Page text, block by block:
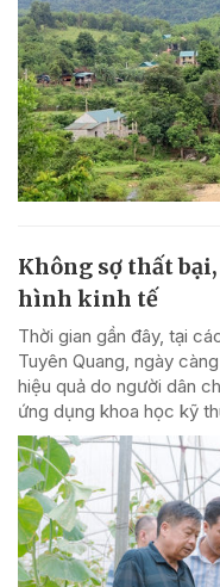
Không sợ thất
hình kinh tế
Thời gian gần đây, tại
Tuyên Quang, ngày
hiệu quả do người dân
ứng dụng khoa học kỹ